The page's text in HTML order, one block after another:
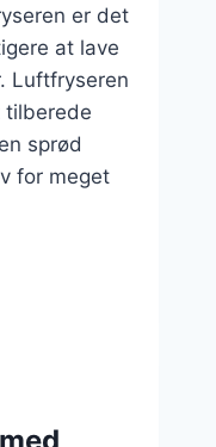
er det
at lave
Luftfryseren
tilberede
sprød
for meget